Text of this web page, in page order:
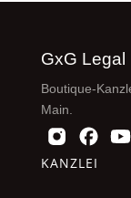
GxG Legal
Boutique-
Main.
KANZLEI